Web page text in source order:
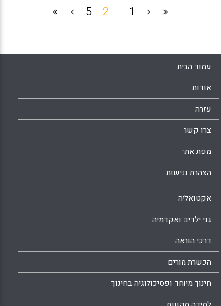
כיתה. כמו כן, הייתה התייחסות לבעייתיות ביישום
WhatsApp
Facebook
Email
X
1
2
5
עמוד הבית
אודות
עזרה
צרו קשר
מפת אתר
הצהרת נגישות
אקטואליה
גני ילדים ואקדמיה
דרכי הוראה
הכשרת מורים
חינוך מיוחד ופסיכולוגיה בחינוך